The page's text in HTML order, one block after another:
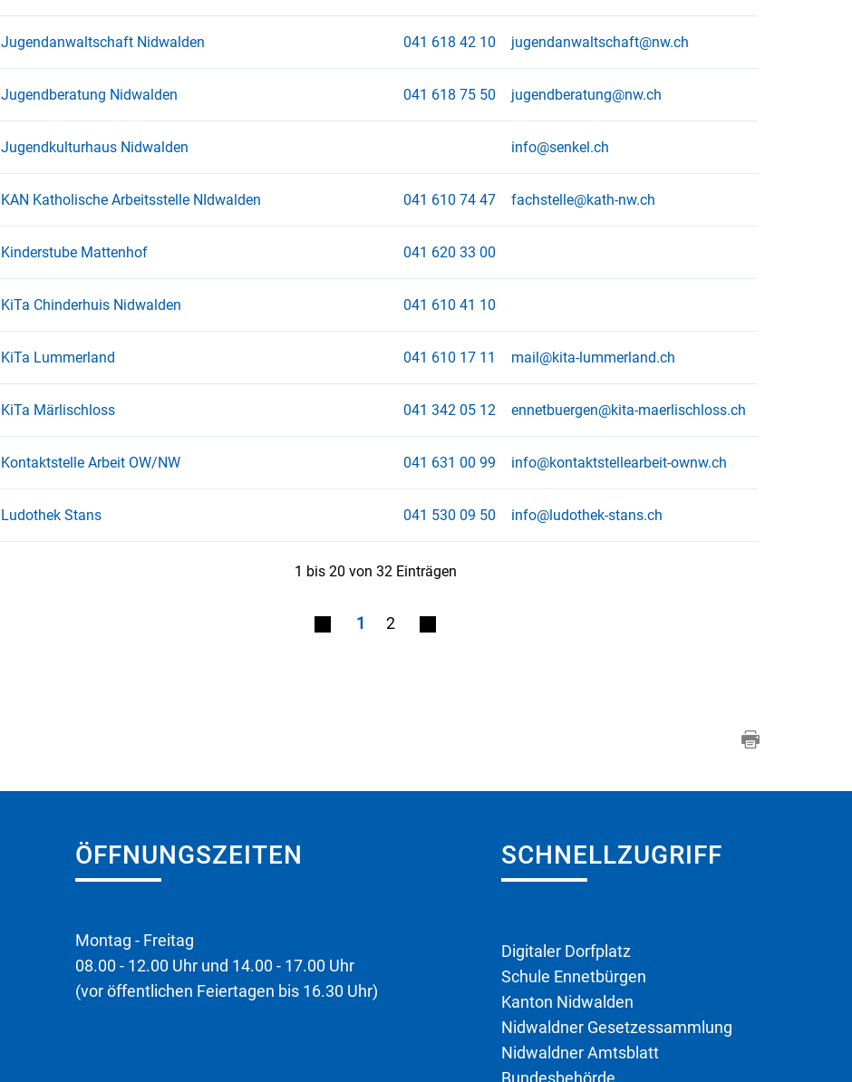
Jugendanwaltschaft Nidwalden 041 618 42 10 jugendanwaltschaft@nw.ch
Jugendberatung Nidwalden 041 618 75 50 jugendberatung@nw.ch
Jugendkulturhaus Nidwalden info@senkel.ch
KAN Katholische Arbeitsstelle NIdwalden 041 610 74 47 fachstelle@kath-nw.ch
Kinderstube Mattenhof 041 620 33 00
KiTa Chinderhuis Nidwalden 041 610 41 10
KiTa Lummerland 041 610 17 11 mail@kita-lummerland.ch
KiTa Märlischloss 041 342 05 12 ennetbuergen@kita-maerlischloss.ch
Kontaktstelle Arbeit OW/NW 041 631 00 99 info@kontaktstellearbeit-ownw.ch
Ludothek Stans 041 530 09 50 info@ludothek-stans.ch
1 bis 20 von 32 Einträgen
1 2
ÖFFNUNGSZEITEN
Montag - Freitag
08.00 - 12.00 Uhr und 14.00 - 17.00 Uhr
(vor öffentlichen Feiertagen bis 16.30 Uhr)
SCHNELLZUGRIFF
Digitaler Dorfplatz
Schule Ennetbürgen
Kanton Nidwalden
Nidwaldner Gesetzessammlung
Nidwaldner Amtsblatt
Bundesbehörde